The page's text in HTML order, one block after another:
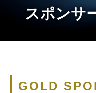
スポンサ
GOLD